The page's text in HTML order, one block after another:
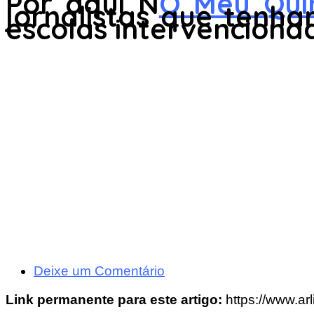
jornalistas que
escolas
Deixe um Comentário
Link permanente para este artigo: https://